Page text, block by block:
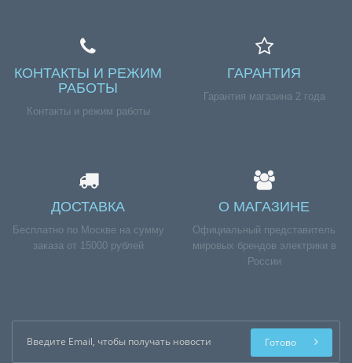
КОНТАКТЫ И РЕЖИМ
РАБОТЫ
Контакты и режим работы
ГАРАНТИЯ
Гарантия магазина 2 года
ДОСТАВКА
Бесплатно по Москве на сумму
заказа от 15000 рублей
О МАГАЗИНЕ
Официальный представитель
мировых брендов электрики в
России
Готово